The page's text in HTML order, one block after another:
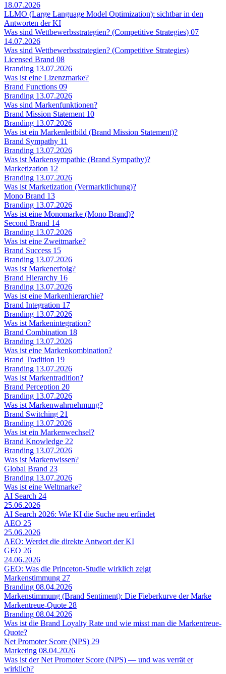
18.07.2026
LLMO (Large Language Model Optimization): sichtbar in den
Antworten der KI
Was sind Wettbewerbsstrategien? (Competitive Strategies) 07
14.07.2026
Was sind Wettbewerbsstrategien? (Competitive Strategies)
Licensed Brand 08
Branding 13.07.2026
Was ist eine Lizenzmarke?
Brand Functions 09
Branding 13.07.2026
Was sind Markenfunktionen?
Brand Mission Statement 10
Branding 13.07.2026
Was ist ein Markenleitbild (Brand Mission Statement)?
Brand Sympathy 11
Branding 13.07.2026
Was ist Markensympathie (Brand Sympathy)?
Marketization 12
Branding 13.07.2026
Was ist Marketization (Vermarktlichung)?
Mono Brand 13
Branding 13.07.2026
Was ist eine Monomarke (Mono Brand)?
Second Brand 14
Branding 13.07.2026
Was ist eine Zweitmarke?
Brand Success 15
Branding 13.07.2026
Was ist Markenerfolg?
Brand Hierarchy 16
Branding 13.07.2026
Was ist eine Markenhierarchie?
Brand Integration 17
Branding 13.07.2026
Was ist Markenintegration?
Brand Combination 18
Branding 13.07.2026
Was ist eine Markenkombination?
Brand Tradition 19
Branding 13.07.2026
Was ist Markentradition?
Brand Perception 20
Branding 13.07.2026
Was ist Markenwahrnehmung?
Brand Switching 21
Branding 13.07.2026
Was ist ein Markenwechsel?
Brand Knowledge 22
Branding 13.07.2026
Was ist Markenwissen?
Global Brand 23
Branding 13.07.2026
Was ist eine Weltmarke?
AI Search 24
25.06.2026
AI Search 2026: Wie KI die Suche neu erfindet
AEO 25
25.06.2026
AEO: Werdet die direkte Antwort der KI
GEO 26
24.06.2026
GEO: Was die Princeton-Studie wirklich zeigt
Markenstimmung 27
Branding 08.04.2026
Markenstimmung (Brand Sentiment): Die Fieberkurve der Marke
Markentreue-Quote 28
Branding 08.04.2026
Was ist die Brand Loyalty Rate und wie misst man die Markentreue-
Quote?
Net Promoter Score (NPS) 29
Marketing 08.04.2026
Was ist der Net Promoter Score (NPS) — und was verrät er
wirklich?